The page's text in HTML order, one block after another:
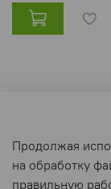
Условия обмена
Продолжая
на обработку
правильную